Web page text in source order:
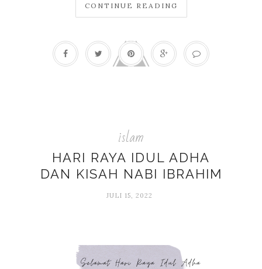
CONTINUE READING
islam
HARI RAYA IDUL ADHA
DAN KISAH NABI IBRAHIM
JULI 15, 2022